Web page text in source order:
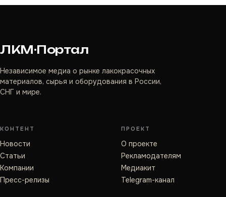
ЛКМ·Портал
Независимое медиа о рынке лакокрасочных
материалов, сырья и оборудования в России,
СНГ и мире.
КОНТЕНТ
Новости
Статьи
Компании
Пресс-релизы
ПРОЕКТ
О проекте
Рекламодателям
Медиакит
Telegram-канал